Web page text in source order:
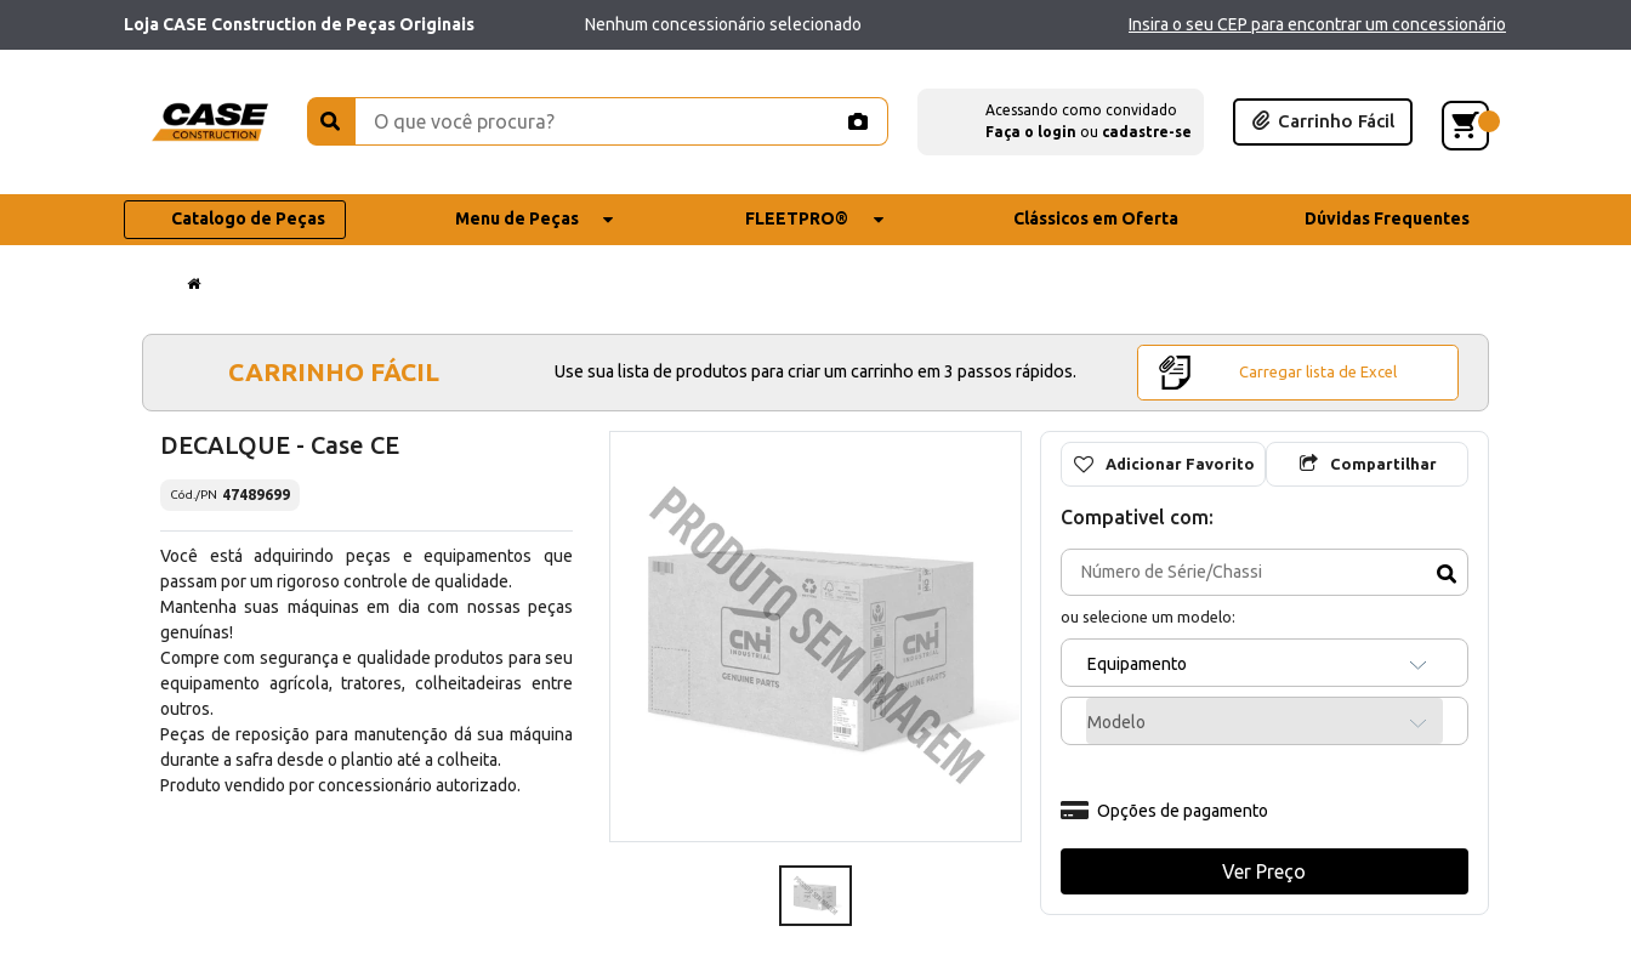
Loja CASE Construction de Peças Originais Nenhum concessionário selecionado Insira o seu CEP para encontrar um concessionário
Acessando como convidado
Faça o login ou cadastre-se
Carrinho Fácil
Catalogo de Peças Menu de Peças FLEETPRO® Clássicos em Oferta Dúvidas Frequentes
CARRINHO FÁCIL Use sua lista de produtos para criar um carrinho em 3 passos rápidos. Carregar lista de Excel
DECALQUE - Case CE
Cód./PN 47489699
Você está adquirindo peças e equipamentos que
passam por um rigoroso controle de qualidade.
Mantenha suas máquinas em dia com nossas peças
genuínas!
Compre com segurança e qualidade produtos para seu
equipamento agrícola, tratores, colheitadeiras entre
outros.
Peças de reposição para manutenção dá sua máquina
durante a safra desde o plantio até a colheita.
Produto vendido por concessionário autorizado.
Adicionar Favorito Compartilhar
Compativel com:
ou selecione um modelo:
Equipamento
Modelo
Opções de pagamento
Ver Preço